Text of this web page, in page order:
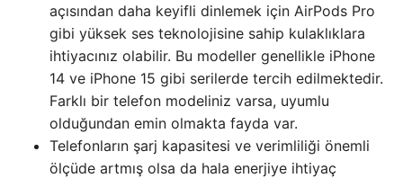
açısından daha keyifli dinlemek için AirPods Pro
gibi yüksek ses teknolojisine sahip kulaklıklara
ihtiyacınız olabilir. Bu modeller genellikle iPhone
14 ve iPhone 15 gibi serilerde tercih edilmektedir.
Farklı bir telefon modeliniz varsa, uyumlu
olduğundan emin olmakta fayda var.
Telefonların şarj kapasitesi ve verimliliği önemli
ölçüde artmış olsa da hala enerjiye ihtiyaç